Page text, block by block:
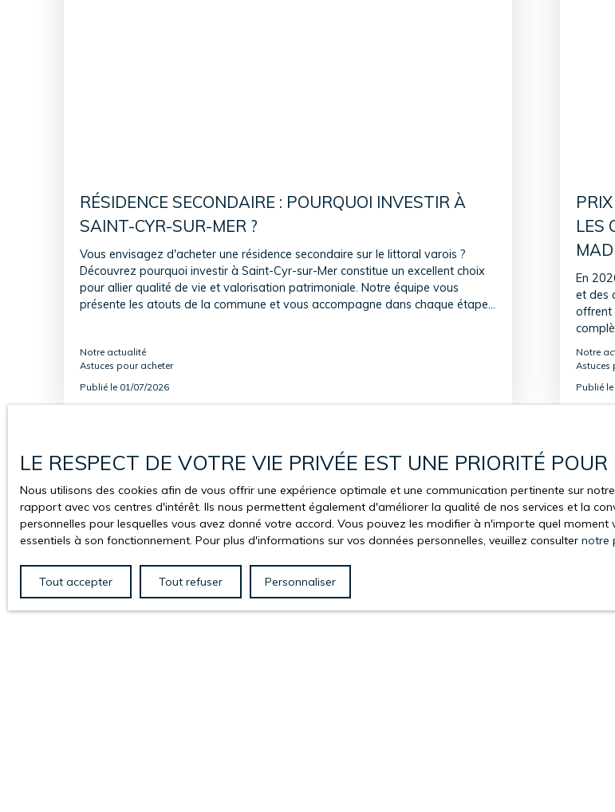
RÉSIDENCE SECONDAIRE : POURQUOI INVESTIR À
SAINT-CYR-SUR-MER ?
Vous envisagez d'acheter une résidence secondaire sur le littoral varois ?
Découvrez pourquoi investir à Saint-Cyr-sur-Mer constitue un excellent choix
pour allier qualité de vie et valorisation patrimoniale. Notre équipe vous
présente les atouts de la commune et vous accompagne dans chaque étape
Notre actualité
Astuces pour acheter
Publié le 01/07/2026
LES
En
et des
offrent
Notre
Astuces
Publié
LE RESPECT DE VOTRE VIE PRIVÉE EST UNE PRIORITÉ
Nous utilisons des cookies afin de vous offrir une expérience optimale et une communication pertinente sur
rapport avec vos centres d'intérêt. Ils nous permettent également d'améliorer la qualité de nos services et la
personnelles pour lesquelles vous avez donné votre accord. Vous pouvez les modifier à n'importe quel moment
essentiels à son fonctionnement. Pour plus d'informations sur vos données personnelles, veuillez consulter notre
Tout accepter Tout refuser Personnaliser